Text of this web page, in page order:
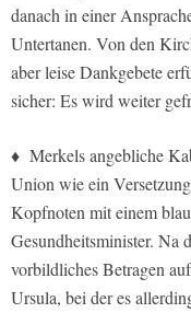
danach in einer
Untertanen. Von den
aber leise Dankgebete
sicher: Es wird weiter
♦ Merkels angebliche
Union wie ein
Kopfnoten mit einem
Gesundheitsminister. Na
vorbildliches Betragen
Ursula, bei der es